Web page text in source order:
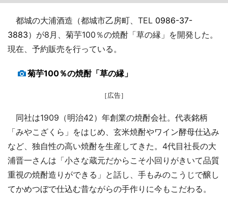
都城の大浦酒造（都城市乙房町、TEL 0986-37-
3883）が8月、菊芋100％の焼酎「草の縁」を開発した。
現在、予約販売を行っている。
菊芋100％の焼酎「草の縁」
［広告］
同社は1909（明治42）年創業の焼酎会社。代表銘柄
「みやこざくら」をはじめ、玄米焼酎やワイン酵母仕込み
など、独自性の高い焼酎を生産してきた。4代目社長の大
浦晋一さんは「小さな蔵元だからこそ小回りがきいて品質
重視の焼酎造りができる」と話し、手もみのこうじで醸し
てかめつぼで仕込む昔ながらの手作りに今もこだわる。